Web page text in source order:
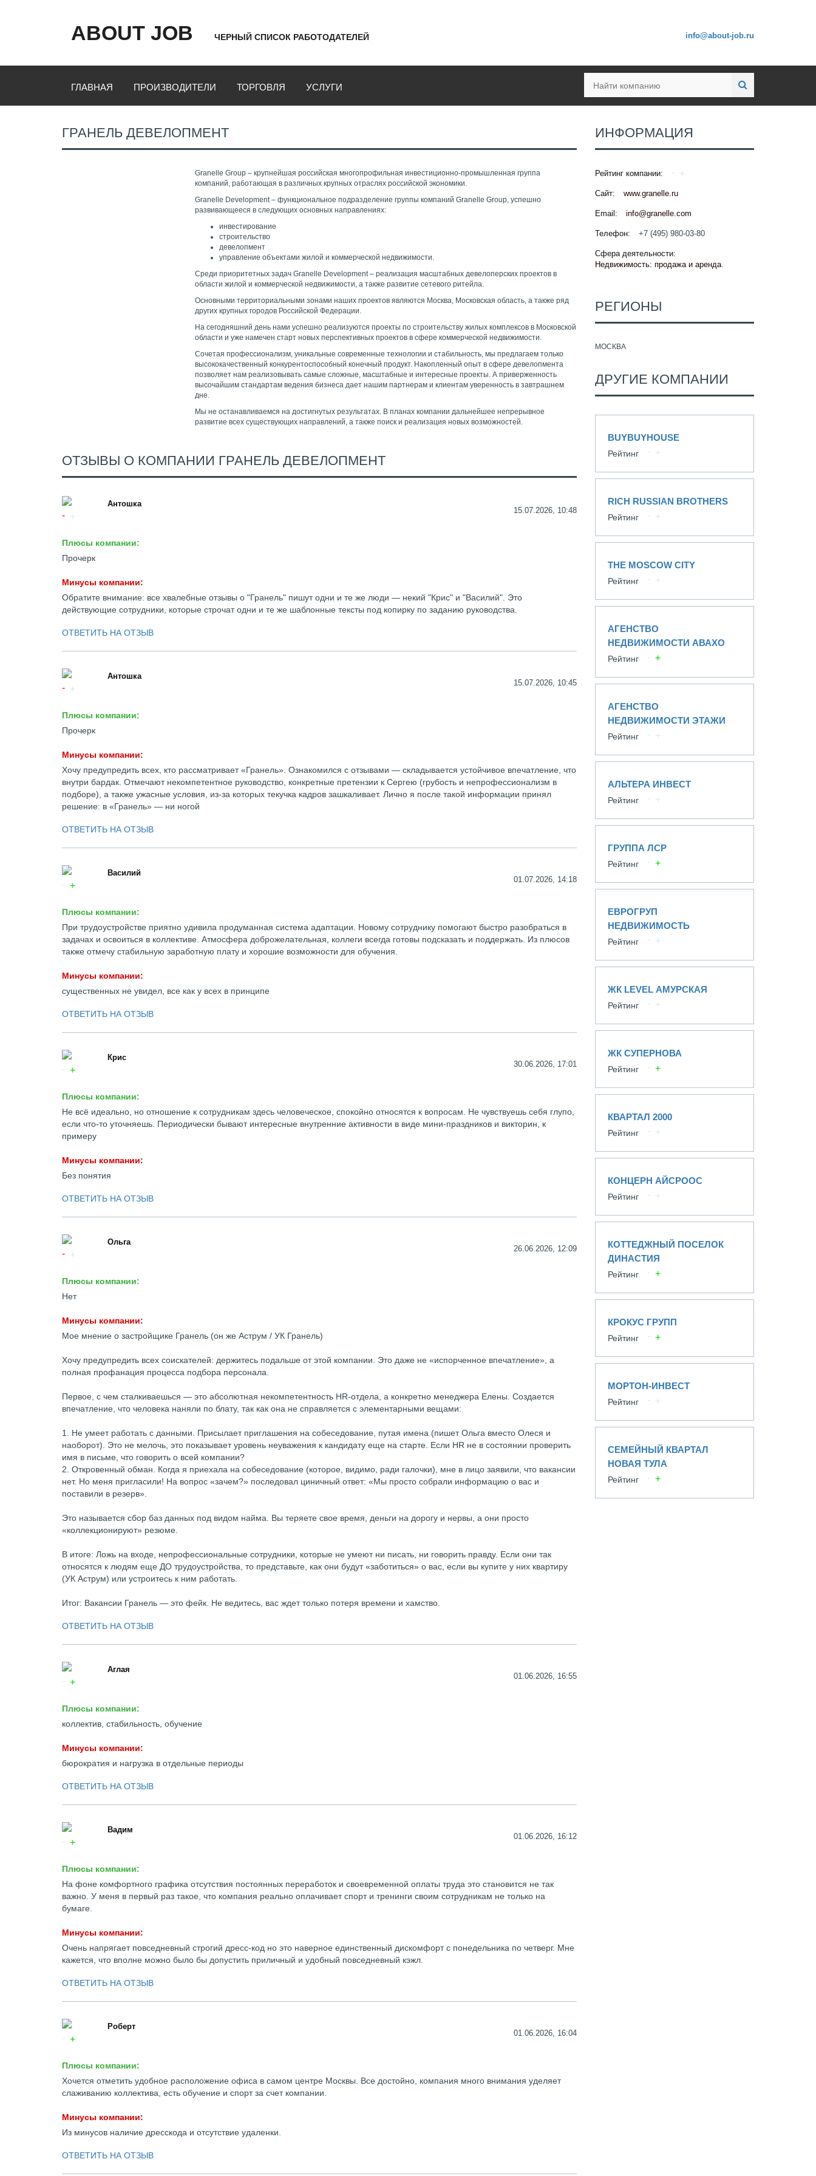
ABOUT JOB ЧЕРНЫЙ СПИСОК РАБОТОДАТЕЛЕЙ info@about-job.ru
ГЛАВНАЯ ПРОИЗВОДИТЕЛИ ТОРГОВЛЯ УСЛУГИ
ГРАНЕЛЬ ДЕВЕЛОПМЕНТ
Granelle Group – крупнейшая российская многопрофильная инвестиционно-промышленная группа
компаний, работающая в различных крупных отраслях российской экономики.
Granelle Development – функциональное подразделение группы компаний Granelle Group, успешно
развивающееся в следующих основных направлениях:
инвестирование
строительство
девелопмент
управление объектами жилой и коммерческой недвижимости.
Среди приоритетных задач Granelle Development – реализация масштабных девелоперских проектов в
области жилой и коммерческой недвижимости, а также развитие сетевого ритейла.
Основными территориальными зонами наших проектов являются Москва, Московская область, а также ряд
других крупных городов Российской Федерации.
На сегодняшний день нами успешно реализуются проекты по строительству жилых комплексов в Московской
области и уже намечен старт новых перспективных проектов в сфере коммерческой недвижимости.
Сочетая профессионализм, уникальные современные технологии и стабильность, мы предлагаем только
высококачественный конкурентоспособный конечный продукт. Накопленный опыт в сфере девелопмента
позволяет нам реализовывать самые сложные, масштабные и интересные проекты. А приверженность
высочайшим стандартам ведения бизнеса дает нашим партнерам и клиентам уверенность в завтрашнем
дне.
Мы не останавливаемся на достигнутых результатах. В планах компании дальнейшее непрерывное
развитие всех существующих направлений, а также поиск и реализация новых возможностей.
ОТЗЫВЫ О КОМПАНИИ ГРАНЕЛЬ ДЕВЕЛОПМЕНТ
Антошка
15.07.2026, 10:48
Плюсы компании:
Прочерк
Минусы компании:
Обратите внимание: все хвалебные отзывы о "Гранель" пишут одни и те же люди — некий "Крис" и "Василий". Это
действующие сотрудники, которые строчат одни и те же шаблонные тексты под копирку по заданию руководства.
ОТВЕТИТЬ НА ОТЗЫВ
Антошка
15.07.2026, 10:45
Плюсы компании:
Прочерк
Минусы компании:
Хочу предупредить всех, кто рассматривает «Гранель». Ознакомился с отзывами — складывается устойчивое впечатление, что
внутри бардак. Отмечают некомпетентное руководство, конкретные претензии к Сергею (грубость и непрофессионализм в
подборе), а также ужасные условия, из-за которых текучка кадров зашкаливает. Лично я после такой информации принял
решение: в «Гранель» — ни ногой
ОТВЕТИТЬ НА ОТЗЫВ
Василий
01.07.2026, 14:18
Плюсы компании:
При трудоустройстве приятно удивила продуманная система адаптации. Новому сотруднику помогают быстро разобраться в
задачах и освоиться в коллективе. Атмосфера доброжелательная, коллеги всегда готовы подсказать и поддержать. Из плюсов
также отмечу стабильную заработную плату и хорошие возможности для обучения.
Минусы компании:
существенных не увидел, все как у всех в принципе
ОТВЕТИТЬ НА ОТЗЫВ
Крис
30.06.2026, 17:01
Плюсы компании:
Не всё идеально, но отношение к сотрудникам здесь человеческое, спокойно относятся к вопросам. Не чувствуешь себя глупо,
если что-то уточняешь. Периодически бывают интересные внутренние активности в виде мини-праздников и викторин, к
примеру
Минусы компании:
Без понятия
ОТВЕТИТЬ НА ОТЗЫВ
Ольга
26.06.2026, 12:09
Плюсы компании:
Нет
Минусы компании:
Мое мнение о застройщике Гранель (он же Аструм / УК Гранель)
Хочу предупредить всех соискателей: держитесь подальше от этой компании. Это даже не «испорченное впечатление», а
полная профанация процесса подбора персонала.
Первое, с чем сталкиваешься — это абсолютная некомпетентность HR-отдела, а конкретно менеджера Елены. Создается
впечатление, что человека наняли по блату, так как она не справляется с элементарными вещами:
1. Не умеет работать с данными. Присылает приглашения на собеседование, путая имена (пишет Ольга вместо Олеся и
наоборот). Это не мелочь, это показывает уровень неуважения к кандидату еще на старте. Если HR не в состоянии проверить
имя в письме, что говорить о всей компании?
2. Откровенный обман. Когда я приехала на собеседование (которое, видимо, ради галочки), мне в лицо заявили, что вакансии
нет. Но меня пригласили! На вопрос «зачем?» последовал циничный ответ: «Мы просто собрали информацию о вас и
поставили в резерв».
Это называется сбор баз данных под видом найма. Вы теряете свое время, деньги на дорогу и нервы, а они просто
«коллекционируют» резюме.
В итоге: Ложь на входе, непрофессиональные сотрудники, которые не умеют ни писать, ни говорить правду. Если они так
относятся к людям еще ДО трудоустройства, то представьте, как они будут «заботиться» о вас, если вы купите у них квартиру
(УК Аструм) или устроитесь к ним работать.
Итог: Вакансии Гранель — это фейк. Не ведитесь, вас ждет только потеря времени и хамство.
ОТВЕТИТЬ НА ОТЗЫВ
Аглая
01.06.2026, 16:55
Плюсы компании:
коллектив, стабильность, обучение
Минусы компании:
бюрократия и нагрузка в отдельные периоды
ОТВЕТИТЬ НА ОТЗЫВ
Вадим
01.06.2026, 16:12
Плюсы компании:
На фоне комфортного графика отсутствия постоянных переработок и своевременной оплаты труда это становится не так
важно. У меня в первый раз такое, что компания реально оплачивает спорт и тренинги своим сотрудникам не только на
бумаге.
Минусы компании:
Очень напрягает повседневный строгий дресс-код но это наверное единственный дискомфорт с понедельника по четверг. Мне
кажется, что вполне можно было бы допустить приличный и удобный повседневный кэжл.
ОТВЕТИТЬ НА ОТЗЫВ
Роберт
01.06.2026, 16:04
Плюсы компании:
Хочется отметить удобное расположение офиса в самом центре Москвы. Все достойно, компания много внимания уделяет
слаживанию коллектива, есть обучение и спорт за счет компании.
Минусы компании:
Из минусов наличие дресскода и отсутствие удаленки.
ОТВЕТИТЬ НА ОТЗЫВ
ИНФОРМАЦИЯ
Рейтинг компании:
Сайт: www.granelle.ru
Email: info@granelle.com
Телефон: +7 (495) 980-03-80
Сфера деятельности:
Недвижимость: продажа и аренда.
РЕГИОНЫ
МОСКВА
ДРУГИЕ КОМПАНИИ
BUYBUYHOUSE
Рейтинг
RICH RUSSIAN BROTHERS
Рейтинг
THE MOSCOW CITY
Рейтинг
АГЕНСТВО
НЕДВИЖИМОСТИ АВАХО
Рейтинг
АГЕНСТВО
НЕДВИЖИМОСТИ ЭТАЖИ
Рейтинг
АЛЬТЕРА ИНВЕСТ
Рейтинг
ГРУППА ЛСР
Рейтинг
ЕВРОГРУП
НЕДВИЖИМОСТЬ
Рейтинг
ЖК LEVEL АМУРСКАЯ
Рейтинг
ЖК СУПЕРНОВА
Рейтинг
КВАРТАЛ 2000
Рейтинг
КОНЦЕРН АЙСРООС
Рейтинг
КОТТЕДЖНЫЙ ПОСЕЛОК
ДИНАСТИЯ
Рейтинг
КРОКУС ГРУПП
Рейтинг
МОРТОН-ИНВЕСТ
Рейтинг
СЕМЕЙНЫЙ КВАРТАЛ
НОВАЯ ТУЛА
Рейтинг